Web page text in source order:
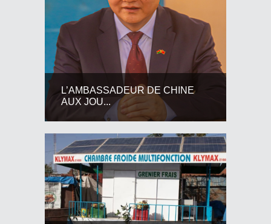
L’AMBASSADEUR DE CHINE
AUX JOU...